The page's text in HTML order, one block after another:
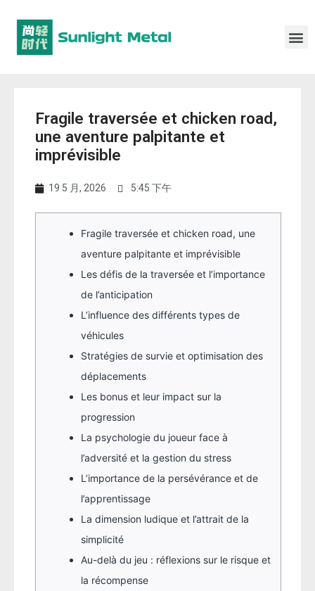
Fragile traversée et chicken road,
une aventure palpitante et
imprévisible
19 5 月, 2026 5:45 下午
Fragile traversée et chicken road, une
aventure palpitante et imprévisible
Les défis de la traversée et l’importance
de l’anticipation
L’influence des différents types de
véhicules
Stratégies de survie et optimisation des
déplacements
Les bonus et leur impact sur la
progression
La psychologie du joueur face à
l’adversité et la gestion du stress
L’importance de la persévérance et de
l’apprentissage
La dimension ludique et l’attrait de la
simplicité
Au-delà du jeu : réflexions sur le risque et
la récompense